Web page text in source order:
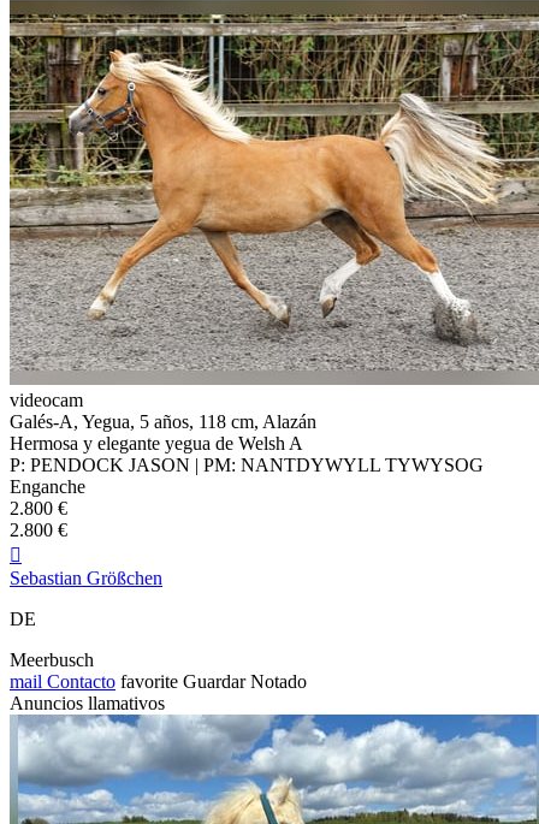
videocam
Galés-A, Yegua, 5 años, 118 cm, Alazán
Hermosa y elegante yegua de Welsh A
P: PENDOCK JASON | PM: NANTDYWYLL TYWYSOG
Enganche
2.800 €
2.800 €

Sebastian Größchen
DE
Meerbusch
mail Contacto favorite Guardar Notado
Anuncios llamativos